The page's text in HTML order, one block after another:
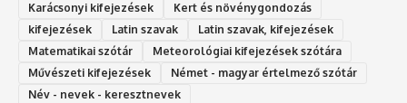
Karácsonyi kifejezések
Kert és növénygondozás
kifejezések
Latin szavak
Latin szavak, kifejezések
Matematikai szótár
Meteorológiai kifejezések szótára
Művészeti kifejezések
Német - magyar értelmező szótár
Név - nevek - keresztnevek